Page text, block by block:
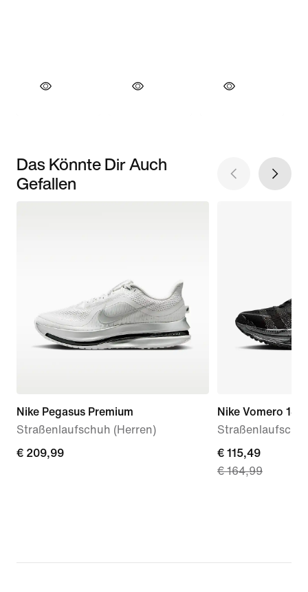
Das Könnte Dir Auch
Gefallen
Nike Pegasus Premium
Straßenlaufschuh (Herren)
€ 209,99
€ 209,99
Nike Vomero 18
current
price
€ 115,49
€ 164,99